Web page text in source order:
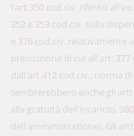
l'art.350 cod.civ. riferito
352 e 353 cod.civ. sulla
e 376 cod.civ. relativamente
prescrizione di cui all'art. 377
dall'art.412 cod.civ., norma
sembrerebbero anche gli artt.
alla gratuità dell'incarico), 380
dell'amministrazione). Gli artt.